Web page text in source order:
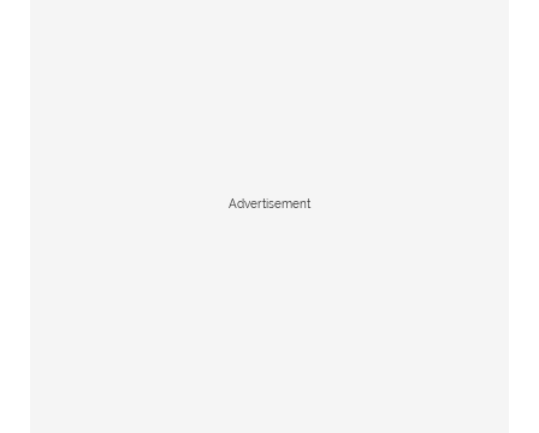
Advertisement